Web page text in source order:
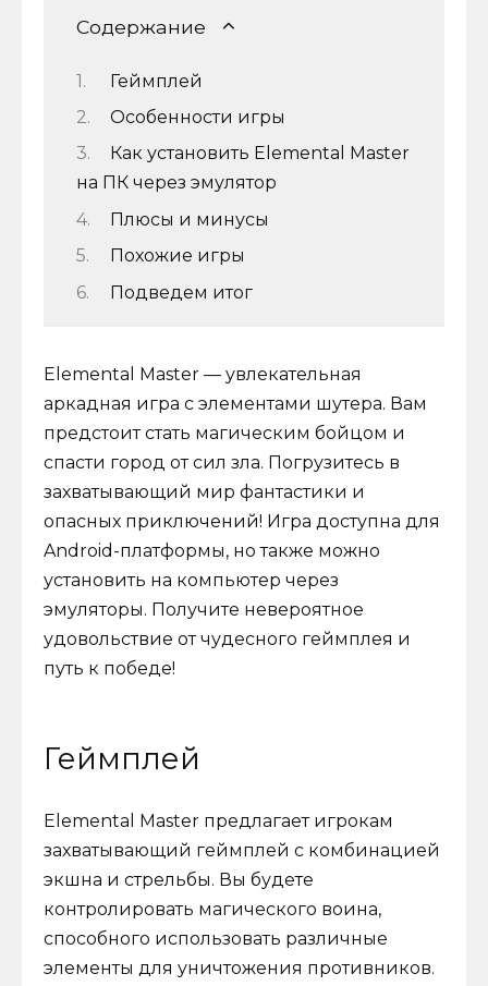
Содержание
Геймплей
Особенности игры
Как установить Elemental Master
на ПК через эмулятор
Плюсы и минусы
Похожие игры
Подведем итог
Elemental Master — увлекательная
аркадная игра с элементами шутера. Вам
предстоит стать магическим бойцом и
спасти город от сил зла. Погрузитесь в
захватывающий мир фантастики и
опасных приключений! Игра доступна для
Android-платформы, но также можно
установить на компьютер через
эмуляторы. Получите невероятное
удовольствие от чудесного геймплея и
путь к победе!
Геймплей
Elemental Master предлагает игрокам
захватывающий геймплей с комбинацией
экшна и стрельбы. Вы будете
контролировать магического воина,
способного использовать различные
элементы для уничтожения противников.